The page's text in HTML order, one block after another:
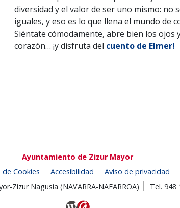
diversidad y el valor de ser uno mismo: no
iguales, y eso es lo que llena el mundo de
Siéntate cómodamente, abre bien los ojos
corazón… ¡y disfruta del cuento de Elmer!
Ayuntamiento de Zizur Mayor
de Cookies Accesibilidad Aviso de privacidad
Zizur Nagusia (NAVARRA-NAFARROA)
Tel. 948